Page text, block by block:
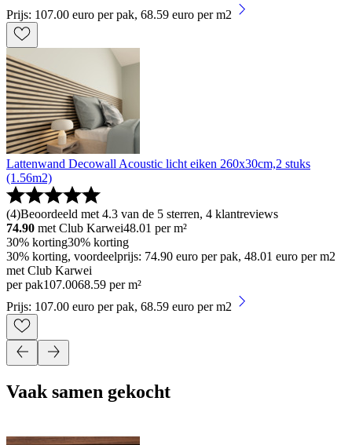
Prijs: 107.00 euro per pak, 68.59 euro per m2
Lattenwand Decowall Acoustic licht eiken 260x30cm,2 stuks
(1.56m2)
(4)Beoordeeld met 4.3 van de 5 sterren, 4 klantreviews
74.90 met Club Karwei48.01 per m²
30% korting30% korting
30% korting, voordeelprijs: 74.90 euro per pak, 48.01 euro per m2
met Club Karwei
per pak107.0068.59 per m²
Prijs: 107.00 euro per pak, 68.59 euro per m2
Vaak samen gekocht